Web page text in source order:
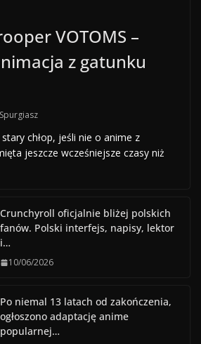
VOTOMS –
z gatunku
chłop, jeśli nie o anime z
jeszcze wcześniejsze czasy niż
Crunchyroll oficjalnie bliżej polskich
fanów. Polski interfejs, napisy, lektor
i…
10/06/2026
Po niemal 13 latach od zakończenia,
ogłoszono adaptację anime
popularnej…